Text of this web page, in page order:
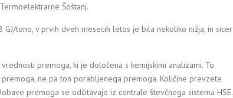
Šoštanj.
tono, v prvih dveh mesecih letos je bila nekoliko nižja, in sicer
premoga, ki je določena s kemijskimi analizami. To
ne pa ton porabljenega premoga. Količine prevzete
premoga se odčitavajo iz centrale števčnega sistema HSE.